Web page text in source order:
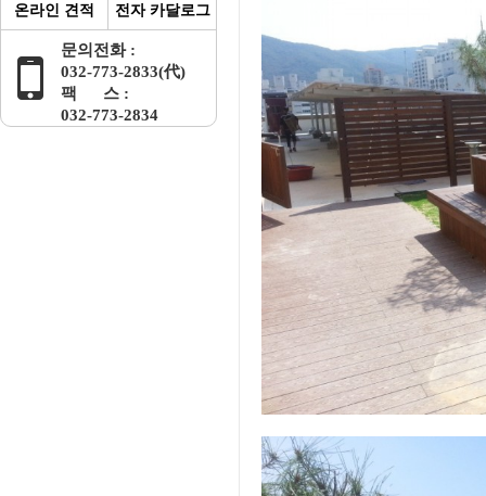
온라인 견적 전자 카달로그
문의전화 :
032-773-2833(代)
팩 스 :
032-773-2834